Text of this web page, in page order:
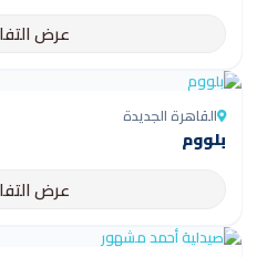
عرض
القاهرة الجديدة
بلووم
عرض